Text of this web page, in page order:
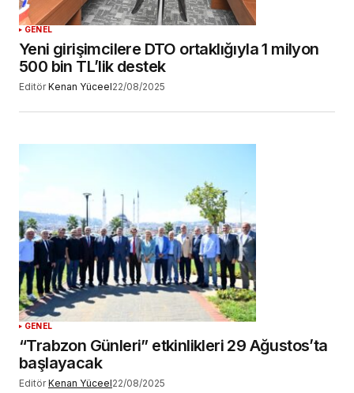
GENEL
Yeni girişimcilere DTO ortaklığıyla 1 milyon
500 bin TL’lik destek
Editör Kenan Yüceel22/08/2025
GENEL
“Trabzon Günleri” etkinlikleri 29 Ağustos’ta
başlayacak
Editör Kenan Yüceel22/08/2025